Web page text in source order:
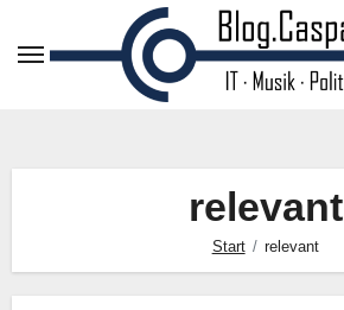
Inhalt
relevant
Start relevant